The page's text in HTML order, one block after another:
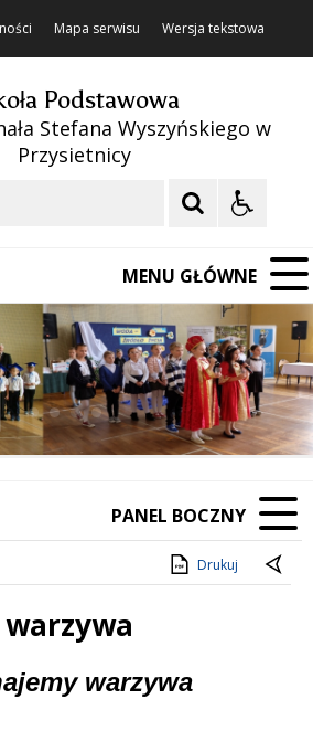
Mapa serwisu Wersja tekstowa
Podstawowa
Stefana Wyszyńskiego w
Przysietnicy
MENU GŁÓWNE
Element
PANEL BOCZNY
Drukuj
warzywa